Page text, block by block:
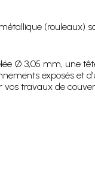
(rouleaux)
Ø 3,05 mm,
exposés
vos travaux de